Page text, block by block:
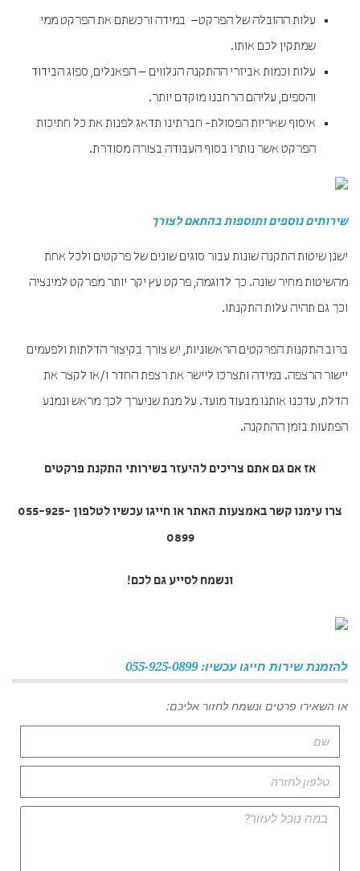
עלות ההובלה של הפרקט– במידה ורכשתם את הפרקט ממי
שמתקין לכם אותו.
עלות וכמות אביזרי ההתקנה הנלווים – הפאנלים, ספוג הבידוד
והספים, עליהם הרחבנו מוקדם יותר.
איסוף שאריות הפסולת- חברתינו תדאג לפנות את כל חתיכות
הפרקט אשר נותרו בסוף העבודה בצורה מסודרת.
שירותים נוספים ותוספות בהתאם לצורך
ישנן שיטות התקנה שונות עבור סוגים שונים של פרקטים ולכל אחת
מהשיטות מחיר שונה. כך לדוגמה, פרקט עץ יקר יותר מפרקט למינציה
וכך גם תהיה עלות התקנתו.
ברוב התקנות הפרקטים הראשוניות, יש צורך בקיצור הדלתות ולפעמים
יישור הרצפה. במידה ותצרכו ליישר את רצפת החדר ו/או לקצר את
הדלת, עדכנו אותנו מבעוד מועד. על מנת שניערך לכך מראש ונמנע
הפתעות בזמן ההתקנה.
אז אם גם אתם צריכים להיעזר בשירותי התקנת פרקטים
צרו עימנו קשר באמצעות האתר או חייגו עכשיו לטלפון 055-925-
0899
ונשמח לסייע גם לכם!
להזמנת שירות חייגו עכשיו: 055-925-0899
או השאירו פרטים ונשמח לחזור אליכם: